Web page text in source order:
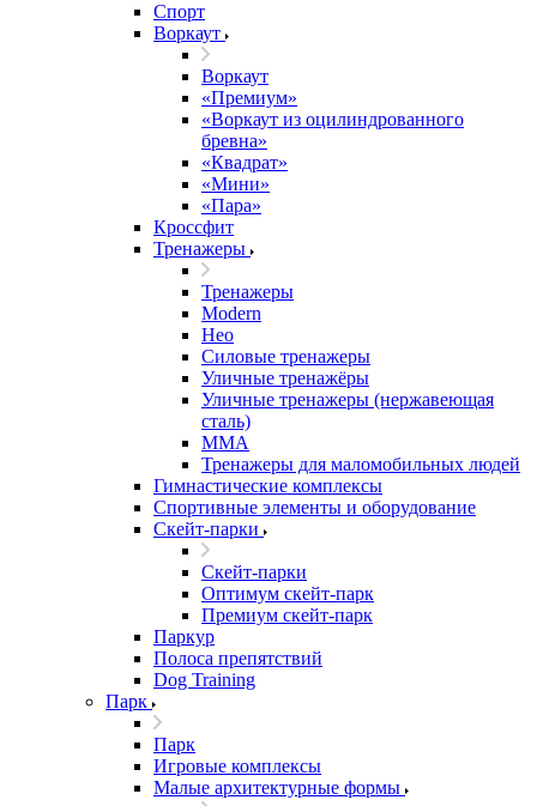
Спорт
Воркаут
Воркаут
«Премиум»
«Воркаут из оцилиндрованного
бревна»
«Квадрат»
«Мини»
«Пара»
Кроссфит
Тренажеры
Тренажеры
Modern
Нео
Силовые тренажеры
Уличные тренажёры
Уличные тренажеры (нержавеющая
сталь)
ММА
Тренажеры для маломобильных людей
Гимнастические комплексы
Спортивные элементы и оборудование
Скейт-парки
Скейт-парки
Оптимум скейт-парк
Премиум скейт-парк
Паркур
Полоса препятствий
Dog Training
Парк
Парк
Игровые комплексы
Малые архитектурные формы